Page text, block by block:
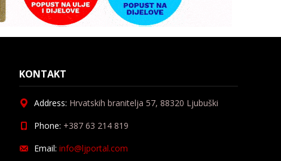
KONTAKT
Address: Hrvatskih branitelja 57, 88320 Ljubuški
Phone: +387 63 214 819
Email: info@ljportal.com